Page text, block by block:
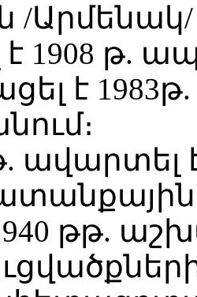
/
է 1908 թ.
է 1983թ.
ավարտել
թթ.